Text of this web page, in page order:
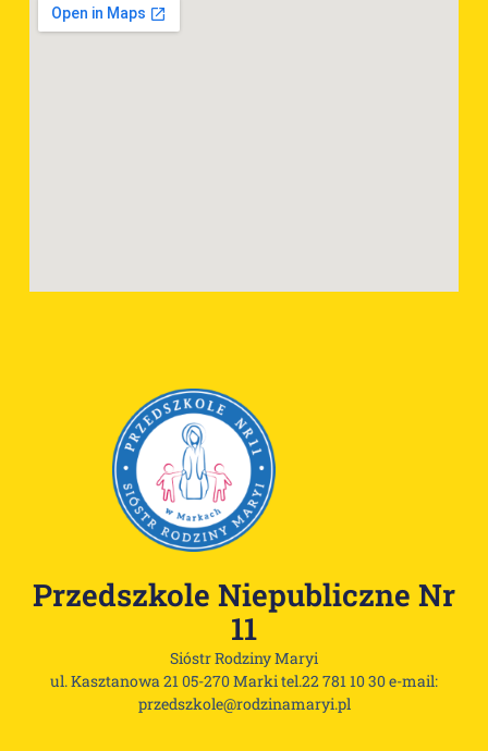
Przedszkole Niepubliczne Nr
11
Sióstr Rodziny Maryi
ul. Kasztanowa 21 05-270 Marki tel.22 781 10 30 e-mail:
przedszkole@rodzinamaryi.pl